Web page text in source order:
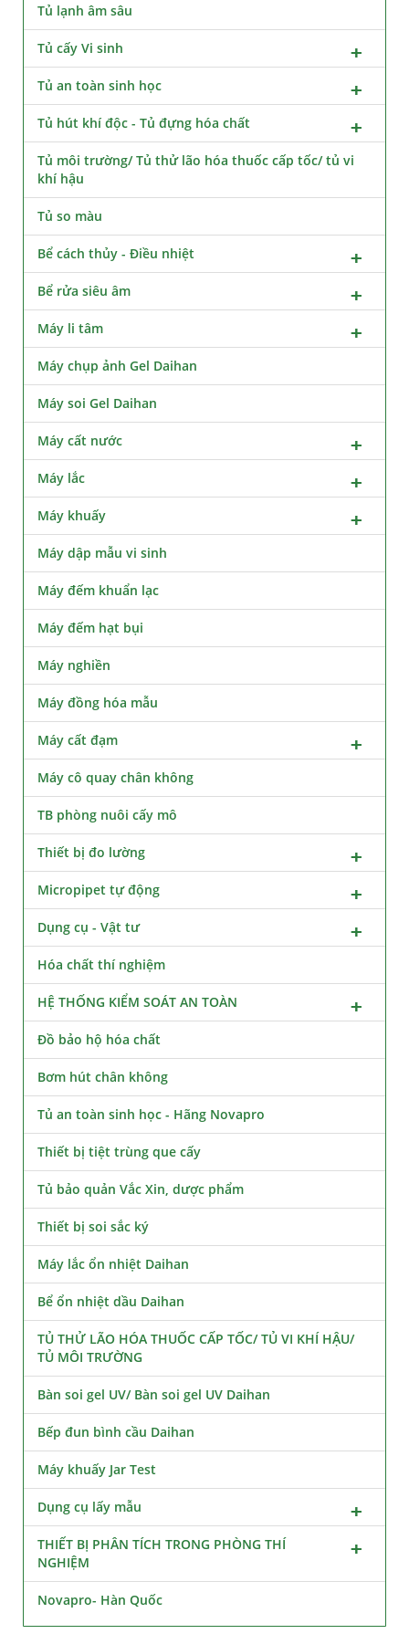
Tủ lạnh âm sâu
Tủ cấy Vi sinh
Tủ an toàn sinh học
Tủ hút khí độc - Tủ đựng hóa chất
Tủ môi trường/ Tủ thử lão hóa thuốc cấp tốc/ tủ vi
khí hậu
Tủ so màu
Bể cách thủy - Điều nhiệt
Bể rửa siêu âm
Máy li tâm
Máy chụp ảnh Gel Daihan
Máy soi Gel Daihan
Máy cất nước
Máy lắc
Máy khuấy
Máy dập mẫu vi sinh
Máy đếm khuẩn lạc
Máy đếm hạt bụi
Máy nghiền
Máy đồng hóa mẫu
Máy cất đạm
Máy cô quay chân không
TB phòng nuôi cấy mô
Thiết bị đo lường
Micropipet tự động
Dụng cụ - Vật tư
Hóa chất thí nghiệm
HỆ THỐNG KIỂM SOÁT AN TOÀN
Đồ bảo hộ hóa chất
Bơm hút chân không
Tủ an toàn sinh học - Hãng Novapro
Thiết bị tiệt trùng que cấy
Tủ bảo quản Vắc Xin, dược phẩm
Thiết bị soi sắc ký
Máy lắc ổn nhiệt Daihan
Bể ổn nhiệt dầu Daihan
TỦ THỬ LÃO HÓA THUỐC CẤP TỐC/ TỦ VI KHÍ HẬU/
TỦ MÔI TRƯỜNG
Bàn soi gel UV/ Bàn soi gel UV Daihan
Bếp đun bình cầu Daihan
Máy khuấy Jar Test
Dụng cụ lấy mẫu
THIẾT BỊ PHÂN TÍCH TRONG PHÒNG THÍ
NGHIỆM
Novapro- Hàn Quốc